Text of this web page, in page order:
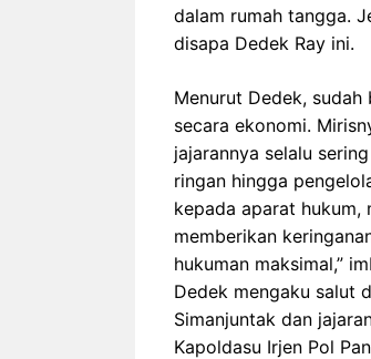
dalam rumah tangga.
disapa Dedek Ray ini.
Menurut Dedek,
secara ekonomi.
jajarannya selalu
ringan hingga
kepada aparat hukum,
memberikan
hukuman maksimal,”
Dedek mengaku salut
Simanjuntak dan
Kapoldasu Irjen Pol